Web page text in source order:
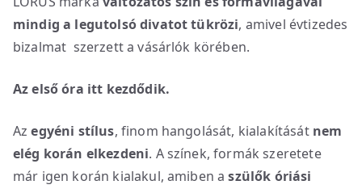
mindig a legutolsó divatot tükrözi, amivel évtizedes
bizalmat szerzett a vásárlók körében.
Az első óra itt kezdődik.
Azegyéni stílus, finom hangolását, kialakítását nem
elég korán elkezdeni. A színek, formák szeretete
már igen korán kialakul, amiben aszülők óriási